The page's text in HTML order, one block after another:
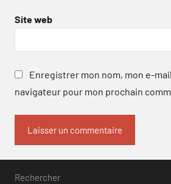
Site web
Enregistrer mon nom, mon e-
navigateur pour mon prochain
Rechercher